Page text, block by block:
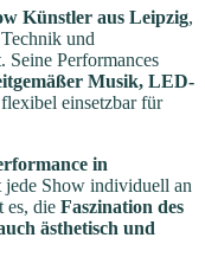
Künstler aus Leipzig,
und
Seine Performances
Musik, LED-
einsetzbar für
in
jede Show individuell an
es, die Faszination des
ästhetisch und